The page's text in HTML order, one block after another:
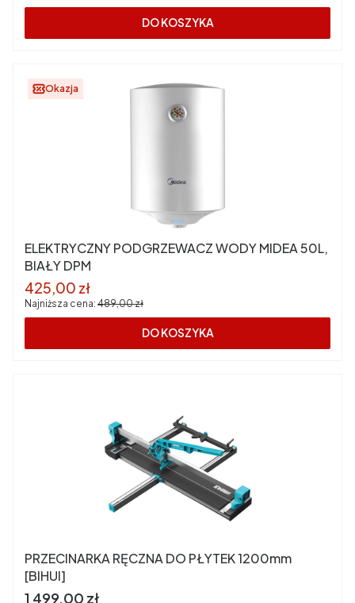
DO KOSZYKA
Okazja
ELEKTRYCZNY PODGRZEWACZ WODY MIDEA 50L,
BIAŁY DPM
Cena promocyjna
425,00 zł
Najniższa cena: 489,00 zł
DO KOSZYKA
PRZECINARKA RĘCZNA DO PŁYTEK 1200mm
[BIHUI]
Cena
1 499,00 zł